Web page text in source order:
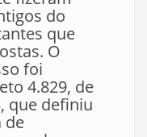
do
que
O
foi
4.829, de
que definiu
de